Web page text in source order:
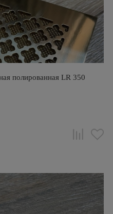
полированная LR 350